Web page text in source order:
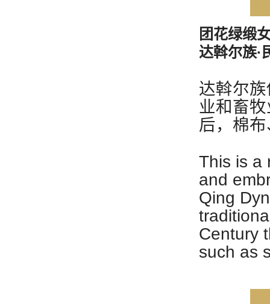
团花绿缎
达斡尔族·
达斡尔
业和畜
后，棉
This is a
and
Qing
Century
such as